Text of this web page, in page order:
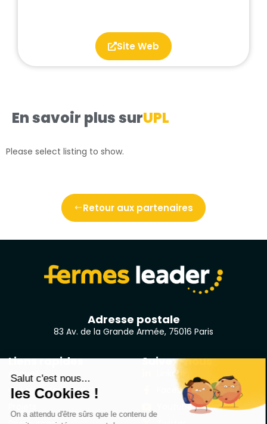
Site Web
En savoir plus surUPL
Please select listing to show.
Retour aux partenaires
Adresse postale
83 Av. de la Grande Armée, 75016 Paris
Liens rapides
Accueil
Qui sommes-nous ?
Suivez-nous
LinkedIn
Facebook
Youtube